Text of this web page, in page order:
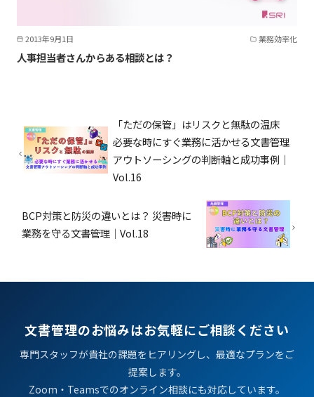
2013年9月1日 業務効率化
人事担当者さんからある相談とは？
「ただの保管」はリスクと無駄の温床
必要な時にすぐ業務に活かせる文書管理
アウトソーシングの判断軸と成功事例｜
Vol.16
BCP対策と防災の違いとは？ 災害時に
業務を守る文書管理｜Vol.18
文書管理のお悩みはお気軽にご相談ください
専門スタッフが貴社の課題をヒアリングし、最適なプランをご
提案します。
Zoom・Teamsでのオンライン相談にも対応しています。